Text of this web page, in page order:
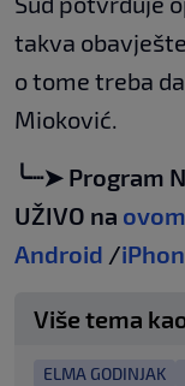
takva
o tome treba
Mioković.
╰┈➤ Program
UŽIVO na
Android /
Više tema
ELMA GODINJAK